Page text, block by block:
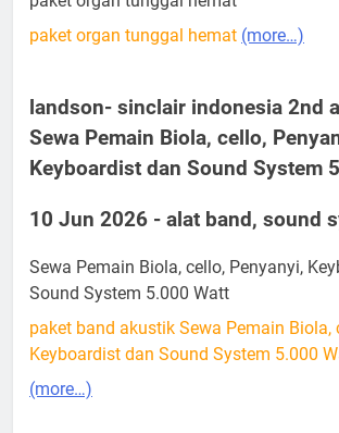
paket organ tunggal hemat (more…)
landson- sinclair indonesia 2nd
Sewa Pemain Biola, cello,
Keyboardist dan Sound System
10 Jun 2026 - alat band, sound
Sewa Pemain Biola, cello, Penyanyi,
Sound System 5.000 Watt
paket band akustik Sewa Pemain Biola,
Keyboardist dan Sound System 5.000
(more…)